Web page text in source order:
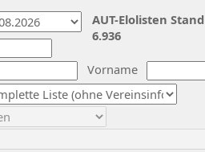
Vorname
AUT-Elolisten
6.936